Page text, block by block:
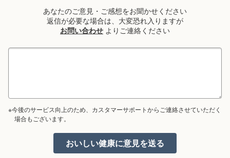
あなたのご意見・ご感想をお聞かせください
返信が必要な場合は、大変恐れ入りますが
お問い合わせ よりご連絡ください
※今後のサービス向上のため、カスタマーサポートからご連絡させていただく
場合もございます。